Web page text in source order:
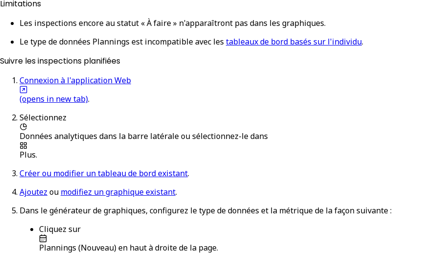
Limitations
Les inspections encore au statut « À faire » n'apparaîtront pas dans les graphiques.
Le type de données Plannings est incompatible avec les tableaux de bord basés sur l'individu.
Suivre les inspections planifiées
Connexion à l'application Web
(opens in new tab).
Sélectionnez
Données analytiques dans la barre latérale ou sélectionnez-le dans
Plus.
Créer ou modifier un tableau de bord existant.
Ajoutez ou modifiez un graphique existant.
Dans le générateur de graphiques, configurez le type de données et la métrique de la façon suivante :
Cliquez sur
Plannings (Nouveau)en haut à droite de la page.